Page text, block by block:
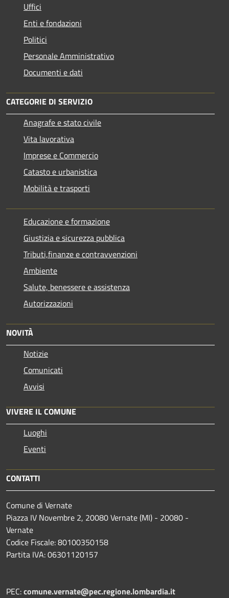
Uffici
Enti e fondazioni
Politici
Personale Amministrativo
Documenti e dati
CATEGORIE DI SERVIZIO
Anagrafe e stato civile
Vita lavorativa
Imprese e Commercio
Catasto e urbanistica
Mobilità e trasporti
Educazione e formazione
Giustizia e sicurezza pubblica
Tributi,finanze e contravvenzioni
Ambiente
Salute, benessere e assistenza
Autorizzazioni
NOVITÀ
Notizie
Comunicati
Avvisi
VIVERE IL COMUNE
Luoghi
Eventi
CONTATTI
Comune di Vernate
Piazza IV Novembre 2, 20080 Vernate (MI) - 20080 -
Vernate
Codice Fiscale: 80100350158
Partita IVA: 06301120157
PEC:comune.vernate@pec.regione.lombardia.it